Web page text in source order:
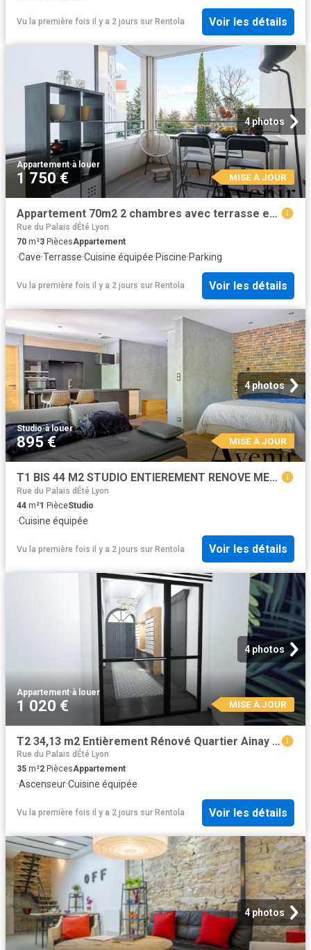
Vu la première fois il y a 2 jours sur Rentola Voir les détails
4 photos
Appartement·à louer
1 750 € MISE À JOUR
Appartement 70m2 2 chambres avec terrasse et box fermé Résidence standing avec piscine Lyon 4ème Croix Rousse Lyon
Rue du Palais dÉté Lyon
70 m²3 PiècesAppartement
·Cave·Terrasse·Cuisine équipée·Piscine·Parking
Vu la première fois il y a 2 jours sur Rentola Voir les détails
4 photos
Studio·à louer
895 € MISE À JOUR
T1 BIS 44 M2 STUDIO ENTIEREMENT RENOVE MEUBLE VILLEURBANNE Villeurbanne
Rue du Palais dÉté Lyon
44 m²1 PièceStudio
·Cuisine équipée
Vu la première fois il y a 2 jours sur Rentola Voir les détails
4 photos
Appartement·à louer
1 020 € MISE À JOUR
T2 34,13 m2 Entièrement Rénové Quartier Ainay Lyon
Rue du Palais dÉté Lyon
35 m²2 PiècesAppartement
·Ascenseur·Cuisine équipée
Vu la première fois il y a 2 jours sur Rentola Voir les détails
4 photos